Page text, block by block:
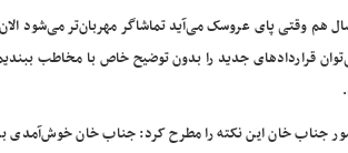
هم وقتی پای عروسک می‌آید تماشاگر مهربان‌تر می‌شود
قراردادهای جدید را بدون توضیح خاص با مخاطب
جناب خان این نکته را مطرح کرد: جناب خان خوش‌آمدی